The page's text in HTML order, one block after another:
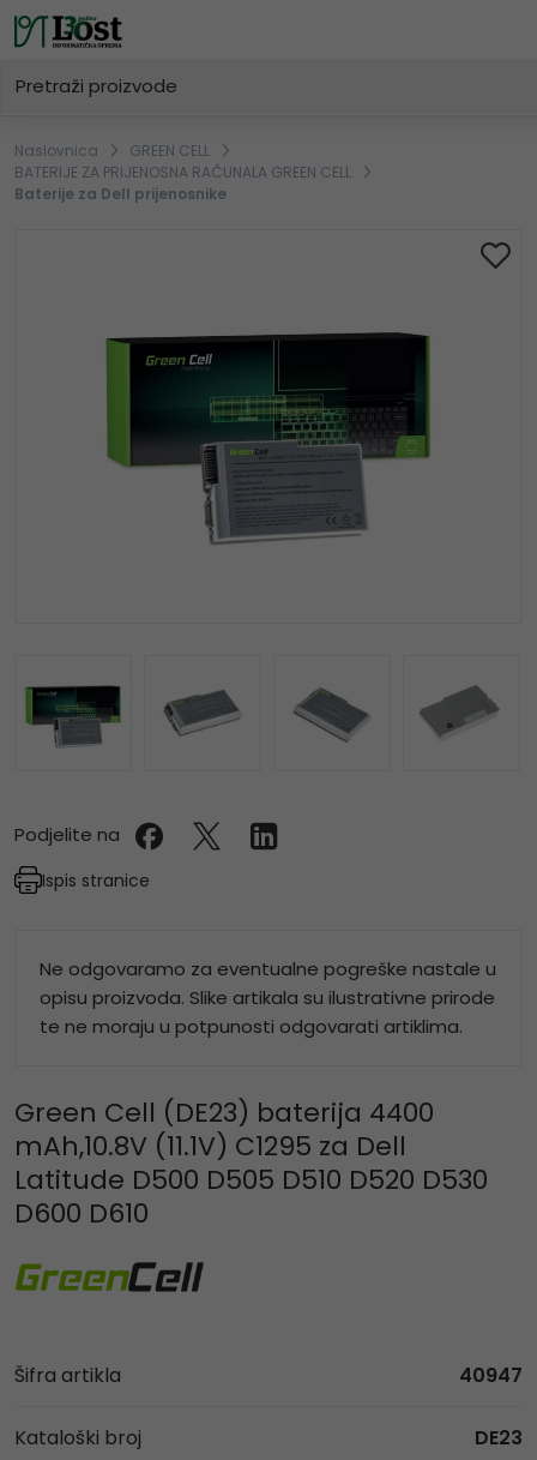
Naslovnica
GREEN CELL
BATERIJE ZA PRIJENOSNA RAČUNALA GREEN CELL
Baterije za Dell prijenosnike
Podjelite na
Ispis stranice
Ne odgovaramo za eventualne pogreške nastale u
opisu proizvoda. Slike artikala su ilustrativne prirode
te ne moraju u potpunosti odgovarati artiklima.
Green Cell (DE23) baterija 4400
mAh,10.8V (11.1V) C1295 za Dell
Latitude D500 D505 D510 D520 D530
D600 D610
Šifra artikla 40947
Kataloški broj DE23